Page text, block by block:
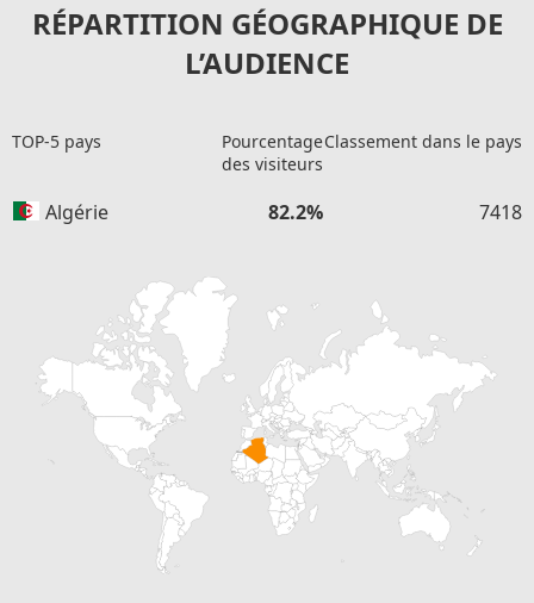
RÉPARTITION GÉOGRAPHIQUE DE
L’AUDIENCE
TOP-5 pays
Pourcentage
des visiteurs
Classement dans le pays
Algérie 82.2% 7418